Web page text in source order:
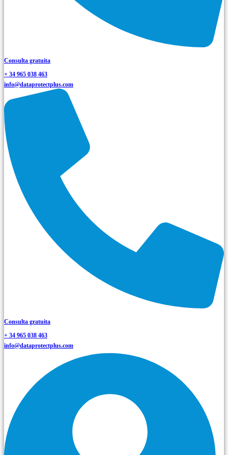
Consulta gratuita
+ 34 965 038 463
info@dataprotectplus.com
Consulta gratuita
+ 34 965 038 463
info@dataprotectplus.com